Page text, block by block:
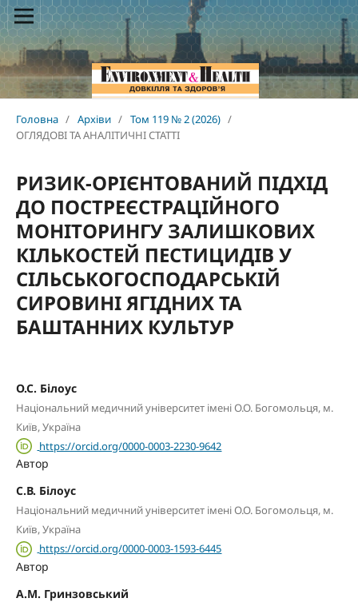
Головна / Архіви / Том 119 № 2 (2026) /
ОГЛЯДОВІ ТА АНАЛІТИЧНІ СТАТТІ
РИЗИК-ОРІЄНТОВАНИЙ ПІДХІД
ДО ПОСТРЕЄСТРАЦІЙНОГО
МОНІТОРИНГУ ЗАЛИШКОВИХ
КІЛЬКОСТЕЙ ПЕСТИЦИДІВ У
СІЛЬСЬКОГОСПОДАРСЬКІЙ
СИРОВИНІ ЯГІДНИХ ТА
БАШТАННИХ КУЛЬТУР
О.С. Білоус
Національний медичний університет імені О.О. Богомольця, м.
Київ, Україна
https://orcid.org/0000-0003-2230-9642
Автор
С.В. Білоус
Національний медичний університет імені О.О. Богомольця, м.
Київ, Україна
https://orcid.org/0000-0003-1593-6445
Автор
А.М. Гринзовський